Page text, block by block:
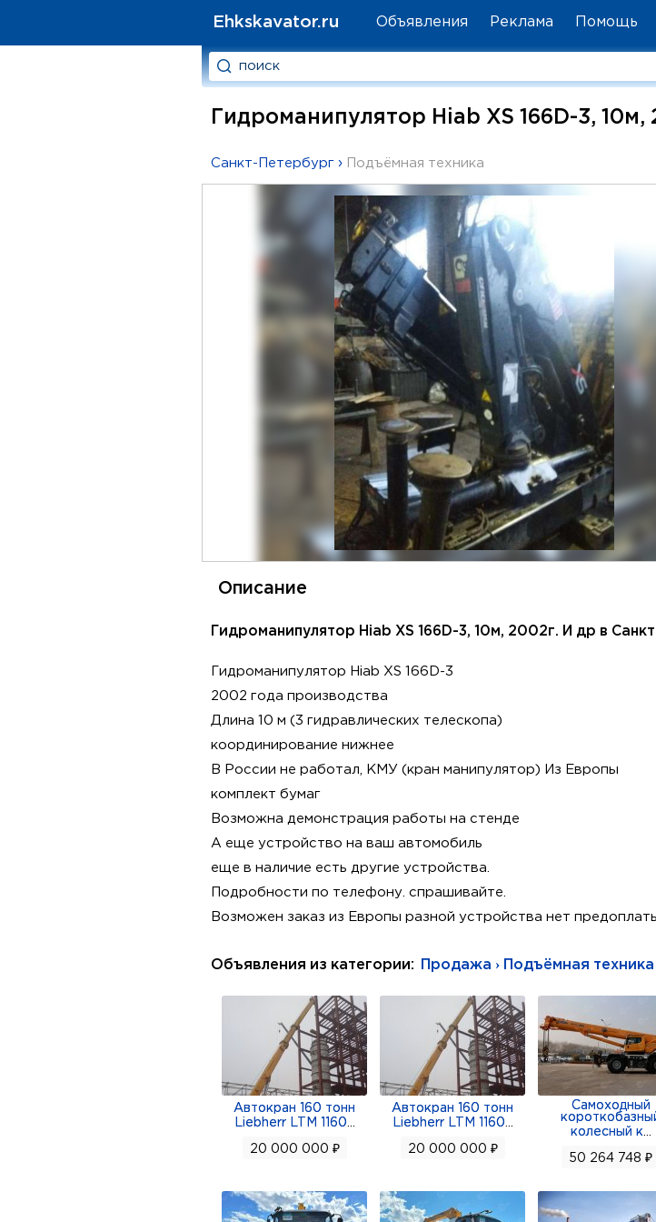
Ehkskavator.ru Объявления Реклама Помощь
Гидроманипулятор Hiab XS 166D-3, 10м,
Санкт-Петербург › Подъёмная техника
Описание
Гидроманипулятор Hiab XS 166D-3, 10м, 2002г. И др в
Гидроманипулятор Hiab XS 166D-3
2002 года производства
Длина 10 м (3 гидравлических телескопа)
координирование нижнее
В России не работал, КМУ (кран манипулятор) Из Европы
комплект бумаг
Возможна демонстрация работы на стенде
А еще устройство на ваш автомобиль
еще в наличие есть другие устройства.
Подробности по телефону. спрашивайте.
Возможен заказ из Европы разной устройства нет
Объявления из категории: Продажа › Подъёмная техника
Автокран 160 тонн
Liebherr LTM 1160
20 000 000 ₽
Автокран 160 тонн
Liebherr LTM 1160
20 000 000 ₽
Самоходный
колесный к
50 264 748 ₽